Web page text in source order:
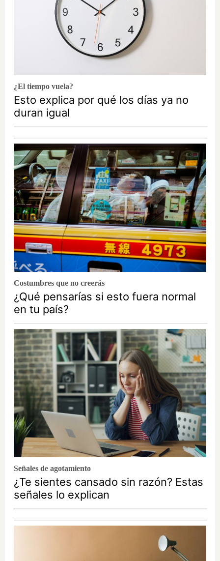
¿El tiempo vuela?
Esto explica por qué los días ya no
duran igual
Costumbres que no creerás
¿Qué pensarías si esto fuera normal
en tu país?
Señales de agotamiento
¿Te sientes cansado sin razón? Estas
señales lo explican